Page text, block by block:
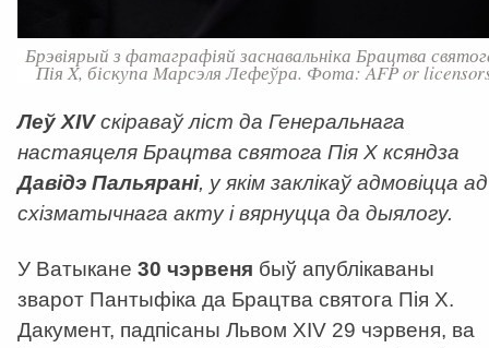
Брэвіярый з фатаграфіяй заснавальніка Брацтва
Пія X, біскупа Марсэля Лефеўра. Фота: AFP or
Леў XIVскіраваў ліст да Генеральнага
настаяцеля Брацтва святога Пія X ксяндза
Давідэ Пальярані, у якім заклікаў адмовіцца ад
схізматычнага акту і вярнуцца да дыялогу.
У Ватыкане 30 чэрвеня быў апублікаваны
зварот Пантыфіка да Брацтва святога Пія X.
Дакумент, падпісаны Львом XIV 29 чэрвеня, ва